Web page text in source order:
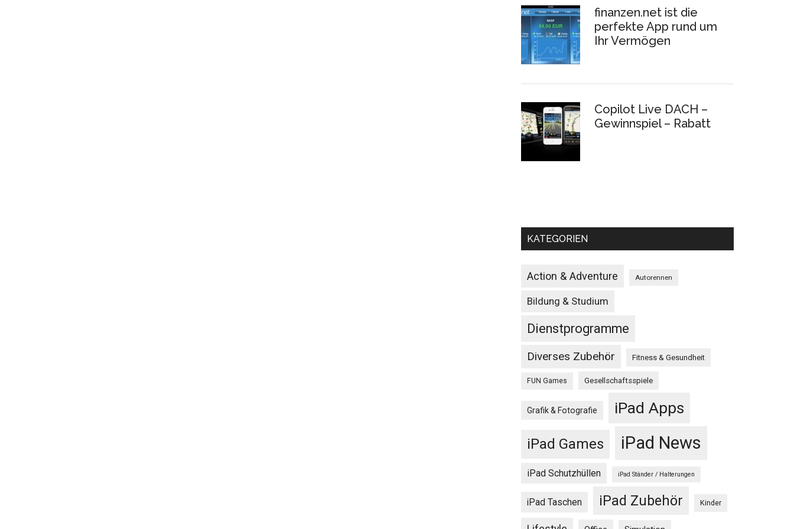
finanzen.net ist die
perfekte App rund um
Ihr Vermögen
Copilot Live DACH –
Gewinnspiel – Rabatt
KATEGORIEN
Action & Adventure Autorennen
Bildung & Studium
Dienstprogramme
Diverses Zubehör Fitness & Gesundheit
FUN Games Gesellschaftsspiele
Grafik & Fotografie iPad Apps
iPad Games iPad News
iPad Schutzhüllen iPad Ständer / Halterungen
iPad Taschen iPad Zubehör Kinder